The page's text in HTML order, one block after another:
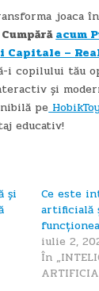
joaca
Cumpărăacum
Capitale –
i copilului tău
și
pe
educativ!
și
Ce este
artificială
iulie 2,
În